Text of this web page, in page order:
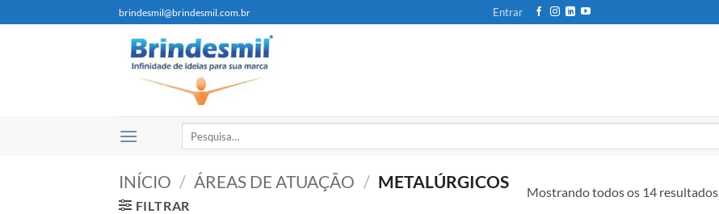
brindesmil@brindesmil.com.br Entrar
INÍCIO / ÁREAS DE ATUAÇÃO / METALÚRGICOS
FILTRAR
Mostrando todos os 14 resultados